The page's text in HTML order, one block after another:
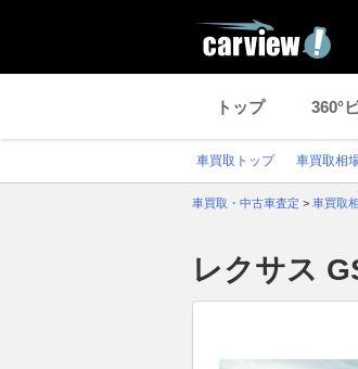
トップ 360°
車買取トップ 車買取相
車買取・中古車査定 > 車買取
レクサス